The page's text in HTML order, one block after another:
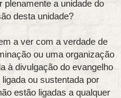
a unidade do
desta unidade?
a ver com a verdade de
ou uma organização
à divulgação do evangelho
ou sustentada por
estão ligadas a qualquer